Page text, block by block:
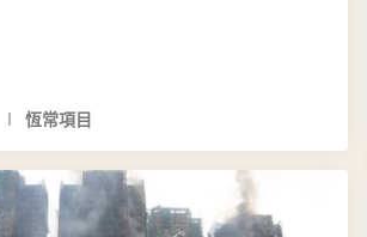
恆常項目